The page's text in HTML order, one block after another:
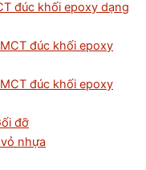
đúc khối epoxy dạng
đúc khối epoxy
đúc khối epoxy
đỡ
nhựa